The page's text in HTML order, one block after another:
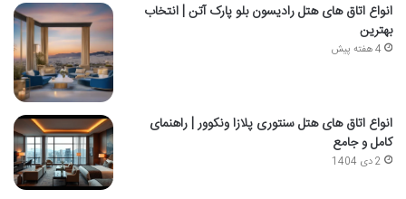
انواع اتاق های هتل رادیسون بلو پارک آتن | انتخاب
بهترین
4 هفته پیش
انواع اتاق های هتل سنتوری پلازا ونکوور | راهنمای
کامل و جامع
2 دی 1404